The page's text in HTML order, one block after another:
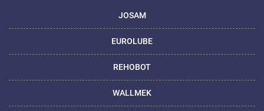
JOSAM
EUROLUBE
REHOBOT
WALLMEK